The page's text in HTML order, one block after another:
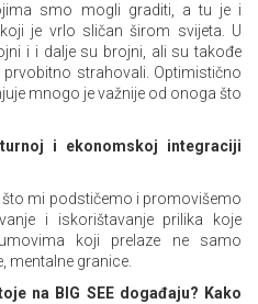
smo mogli graditi, a tu je i
je vrlo sličan širom svijeta. U
i i dalje su brojni, ali su takođe
strahovali. Optimistično
mnogo je važnije od onoga što
i ekonomskoj integraciji
što mi podstičemo i promovišemo
i iskorištavanje prilika koje
koji prelaze ne samo
mentalne granice.
na BIG SEE događaju? Kako